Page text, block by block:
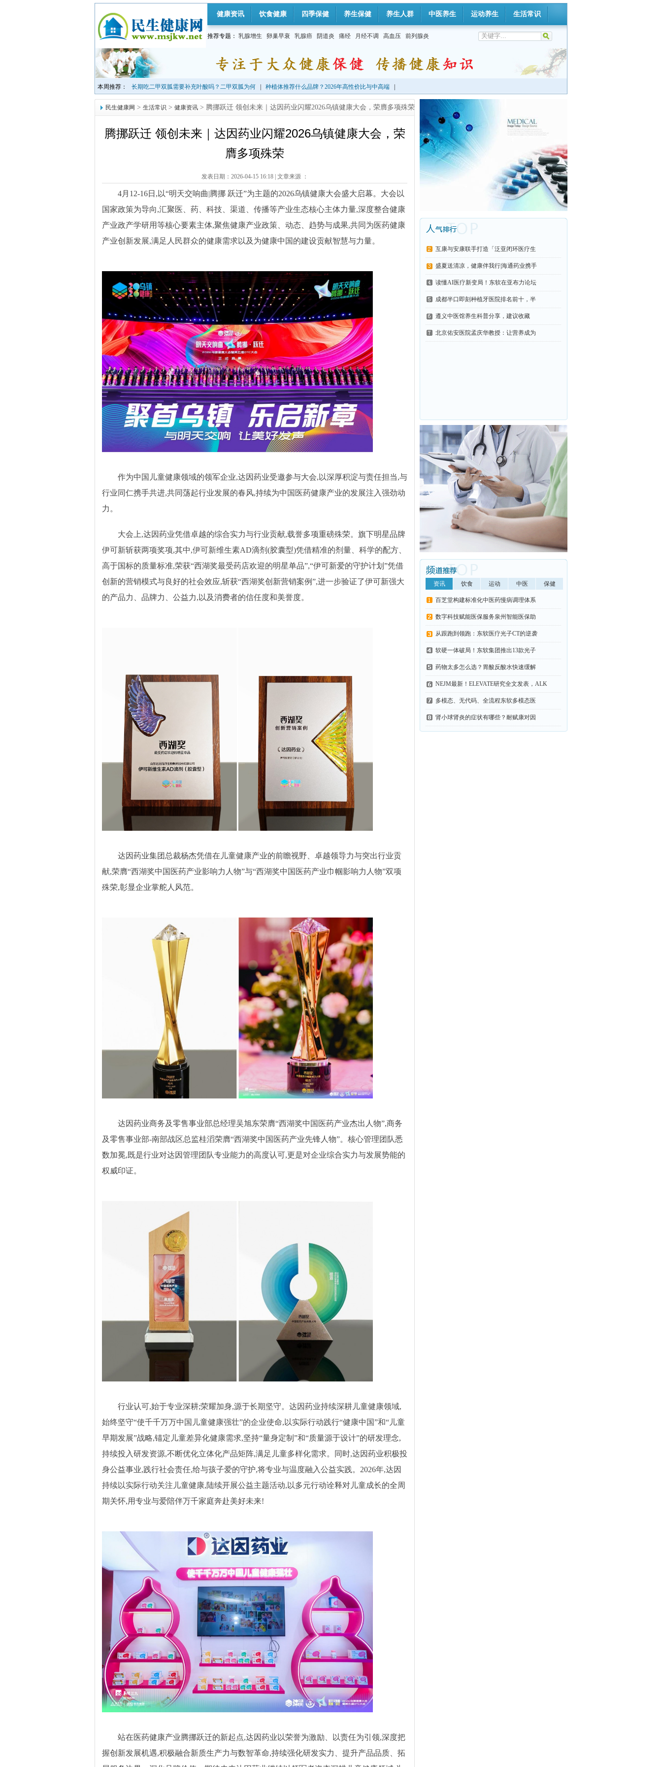
健康资讯 饮食健康 四季保健 养生保健 养生人群 中医养生 运动养生 生活常识
推荐专题： 乳腺增生 卵巢早衰 乳腺癌 阴道炎 痛经 月经不调 高血压 前列腺炎
本周推荐： 长期吃二甲双胍需要补充叶酸吗？二甲双胍为何 种植体推荐什么品牌？2026年高性价比与中高端
民生健康网 > 生活常识 > 健康资讯 > 腾挪跃迁 领创未来｜达因药业闪耀2026乌镇健康大会，荣膺多项殊荣
腾挪跃迁 领创未来｜达因药业闪耀2026乌镇健康大会，荣
膺多项殊荣
发表日期：2026-04-15 16:18 文章来源 ：
4月12-16日,以“明天交响曲|腾挪 跃迁”为主题的2026乌镇健康大会盛大启幕。大会以
国家政策为导向,汇聚医、药、科技、渠道、传播等产业生态核心主体力量,深度整合健康
产业政产学研用等核心要素主体,聚焦健康产业政策、动态、趋势与成果,共同为医药健康
产业创新发展,满足人民群众的健康需求以及为健康中国的建设贡献智慧与力量。
作为中国儿童健康领域的领军企业,达因药业受邀参与大会,以深厚积淀与责任担当,与
行业同仁携手共进,共同荡起行业发展的春风,持续为中国医药健康产业的发展注入强劲动
力。
大会上,达因药业凭借卓越的综合实力与行业贡献,载誉多项重磅殊荣。旗下明星品牌
伊可新斩获两项奖项,其中,伊可新维生素AD滴剂(胶囊型)凭借精准的剂量、科学的配方、
高于国标的质量标准,荣获“西湖奖最受药店欢迎的明星单品”,“伊可新爱的守护计划”凭借
创新的营销模式与良好的社会效应,斩获“西湖奖创新营销案例”,进一步验证了伊可新强大
的产品力、品牌力、公益力,以及消费者的信任度和美誉度。
达因药业集团总裁杨杰凭借在儿童健康产业的前瞻视野、卓越领导力与突出行业贡
献,荣膺“西湖奖中国医药产业影响力人物”与“西湖奖中国医药产业巾帼影响力人物”双项
殊荣,彰显企业掌舵人风范。
达因药业商务及零售事业部总经理吴旭东荣膺“西湖奖中国医药产业杰出人物”,商务
及零售事业部-南部战区总监桂滔荣膺“西湖奖中国医药产业先锋人物”。核心管理团队悉
数加冕,既是行业对达因管理团队专业能力的高度认可,更是对企业综合实力与发展势能的
权威印证。
行业认可,始于专业深耕;荣耀加身,源于长期坚守。达因药业持续深耕儿童健康领域,
始终坚守“使千千万万中国儿童健康强壮”的企业使命,以实际行动践行“健康中国”和“儿童
早期发展”战略,锚定儿童差异化健康需求,坚持“量身定制”和“质量源于设计”的研发理念,
持续投入研发资源,不断优化立体化产品矩阵,满足儿童多样化需求。同时,达因药业积极投
身公益事业,践行社会责任,给与孩子爱的守护,将专业与温度融入公益实践。2026年,达因
持续以实际行动关注儿童健康,陆续开展公益主题活动,以多元行动诠释对儿童成长的全周
期关怀,用专业与爱陪伴万千家庭奔赴美好未来!
站在医药健康产业腾挪跃迁的新起点,达因药业以荣誉为激励、以责任为引领,深度把
握创新发展机遇,积极融合新质生产力与数智革命,持续强化研发实力、提升产品品质、拓
互康与安康联手打造「泛亚闭环医疗生
盛夏送清凉，健康伴我行|海通药业携手
读懂AI医疗新变局！东软在亚布力论坛
成都半口即刻种植牙医院排名前十，半
遵义中医馆养生科普分享，建议收藏
北京佑安医院孟庆华教授：让营养成为
资讯 饮食 运动 中医 保健
百芝堂构建标准化中医药慢病调理体系
数字科技赋能医保服务泉州智能医保助
从跟跑到领跑：东软医疗光子CT的逆袭
软硬一体破局！东软集团推出13款光子
药物太多怎么选？胃酸反酸水快速缓解
NEJM最新！ELEVATE研究全文发表，ALK
多模态、无代码、全流程东软多模态医
肾小球肾炎的症状有哪些？耐赋康对因